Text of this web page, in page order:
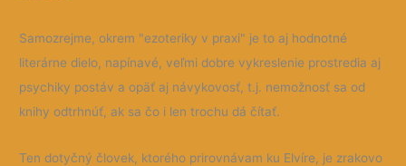
Samozrejme, okrem "ezoteriky v praxi" je to aj hodnotné
literárne dielo, napínavé, veľmi dobre vykreslenie prostredia aj
psychiky postáv a opäť aj návykovosť, t.j. nemožnosť sa od
knihy odtrhnúť, ak sa čo i len trochu dá čítať.
Ten dotyčný človek, ktorého prirovnávam ku Elvíre, je zrakovo